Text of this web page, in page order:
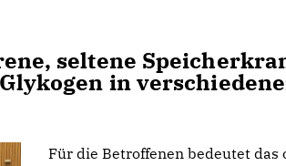
seltene
in
Für die Betroffenen bedeutet